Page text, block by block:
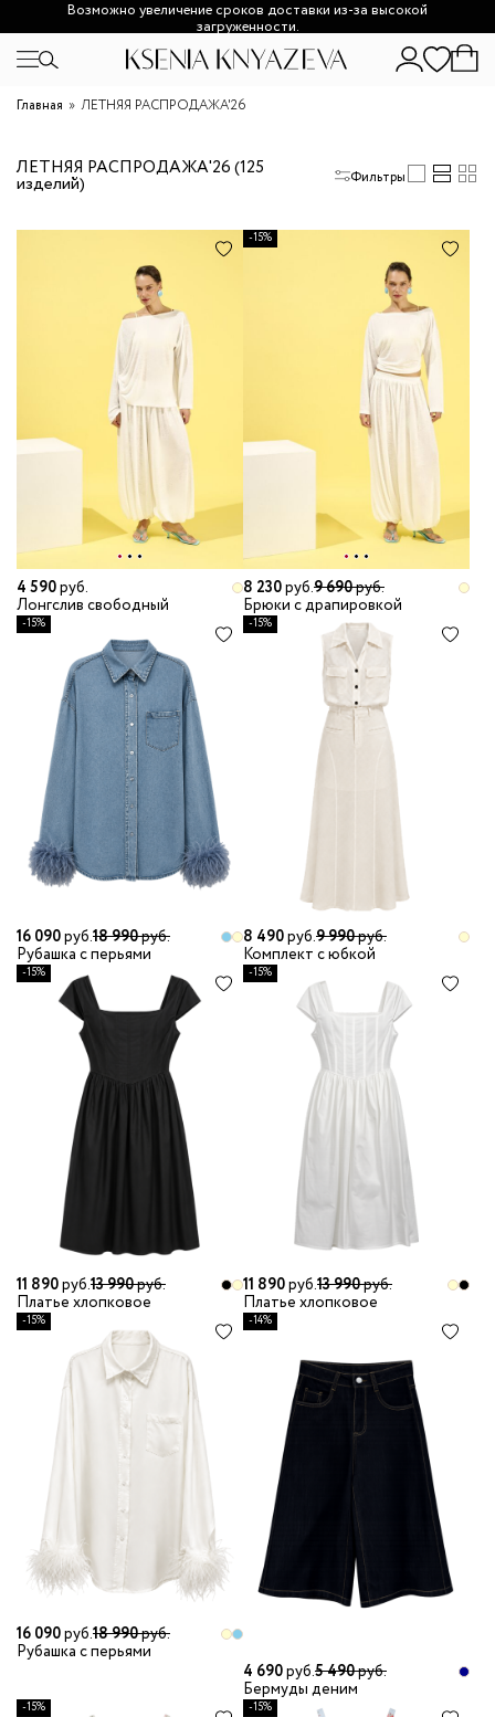
Бесплатная доставка при заказе с оплатой онлайн от 20.000₽
Возможно увеличение сроков доставки из-за высокой
загруженности.
Главная ЛЕТНЯЯ РАСПРОДАЖА'26
ЛЕТНЯЯ РАСПРОДАЖА'26 (125
изделий) Фильтры
4 590руб.
Лонгслив свободный
-15%
8 230руб.9 690руб.
Брюки с драпировкой
-15%
16 090руб.18 990руб.
Рубашка с перьями
-15%
8 490руб.9 990руб.
Комплект с юбкой
-15%
11 890руб.13 990руб.
Платье хлопковое
-15%
11 890руб.13 990руб.
Платье хлопковое
-15%
16 090руб.18 990руб.
Рубашка с перьями
-14%
4 690руб.5 490руб.
Бермуды деним
-15% -15%